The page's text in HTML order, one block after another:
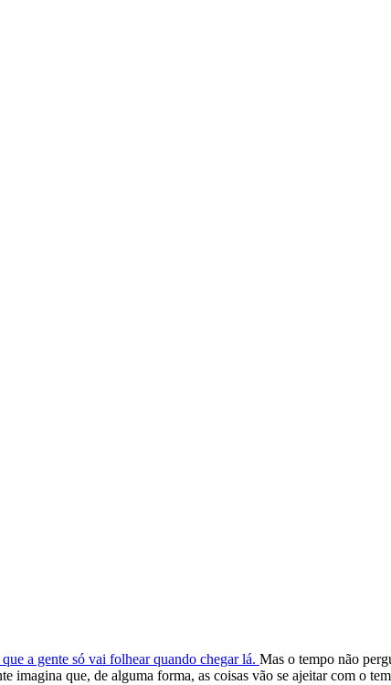
a gente só vai folhear quando chegar lá. Mas o tempo não
que, de alguma forma, as coisas vão se ajeitar com o